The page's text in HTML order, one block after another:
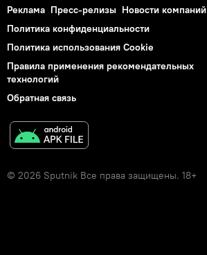
Реклама Пресс-релизы Новости компаний
Политика конфиденциальности
Политика использования Cookie
Правила применения рекомендательных
технологий
Обратная связь
© 2026 Sputnik Все права защищены. 18+